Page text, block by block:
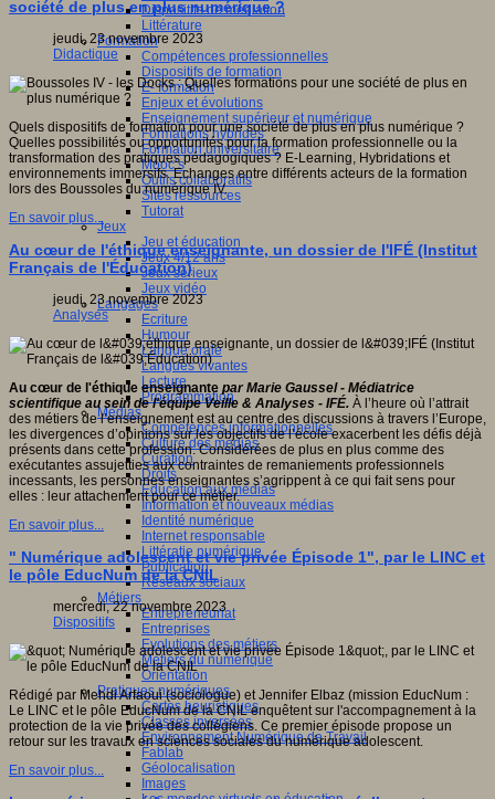
Dispositifs de médiation
Littérature
Formation
Compétences professionnelles
Dispositifs de formation
E- formation
Enjeux et évolutions
Enseignement supérieur et numérique
Formations hybrides
Formation universitaire
Mooc’s
Outils collaboratifs
Sites ressources
Tutorat
Jeux
Jeu et éducation
Jeux 4/12 ans
Jeux sérieux
Jeux vidéo
Langages
Ecriture
Humour
Langue orale
Langues vivantes
Lecture
Programmation
Médias
Compétences informationnelles
Culture des médias
Curation
Droits
Education aux médias
Information et nouveaux médias
Identité numérique
Internet responsable
Littératie numérique
Publication
Réseaux sociaux
Métiers
Entrepreneuriat
Entreprises
Evolutions des métiers
Métiers du numérique
Orientation
Pratiques numériques
Cartes heuristiques
Classes inversées
Environnement Numérique de Travail
Fablab
Géolocalisation
Images
société de plus en plus numérique ?
jeudi, 23 novembre 2023
Didactique
Quels dispositifs de formation pour une société de plus en plus numérique ?
Quelles possibilités ou opportunités pour la formation professionnelle ou la
transformation des pratiques pédagogiques ? E-Learning, Hybridations et
environnements immersifs. Echanges entre différents acteurs de la formation
lors des Boussoles du numérique IV.
En savoir plus...
Au cœur de l'éthique enseignante, un dossier de l'IFÉ (Institut
Français de l'Éducation)
jeudi, 23 novembre 2023
Analyses
Au cœur de l'éthique enseignante par Marie Gaussel - Médiatrice
scientifique au sein de l'équipe Veille & Analyses - IFÉ. À l’heure où l’attrait
des métiers de l’enseignement est au centre des discussions à travers l’Europe,
les divergences d’opinions sur les objectifs de l’école exacerbent les défis déjà
présents dans cette profession. Considérées de plus en plus comme des
exécutantes assujetties aux contraintes de remaniements professionnels
incessants, les personnes enseignantes s’agrippent à ce qui fait sens pour
elles : leur attachement pour ce métier.
En savoir plus...
" Numérique adolescent et vie privée Épisode 1", par le LINC et
le pôle EducNum de la CNIL
mercredi, 22 novembre 2023
Dispositifs
Rédigé par Mehdi Arfaoui (sociologue) et Jennifer Elbaz (mission EducNum :
Le LINC et le pôle EducNum de la CNIL enquêtent sur l'accompagnement à la
protection de la vie privée des collégiens. Ce premier épisode propose un
retour sur les travaux en sciences sociales du numérique adolescent.
En savoir plus...